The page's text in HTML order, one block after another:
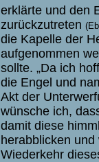
erklärte und den
zurückzutreten
die Kapelle der
aufgenommen
sollte. „Da ich
die Engel und
Akt der
wünsche ich,
damit diese
herabblicken
Wiederkehr